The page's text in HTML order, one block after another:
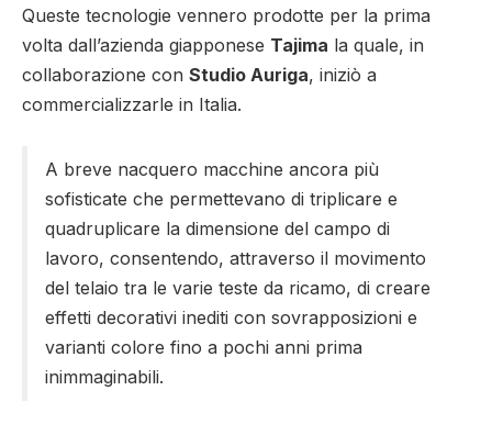
Queste tecnologie vennero prodotte per la prima
volta dall’azienda giapponese Tajima la quale, in
collaborazione con Studio Auriga, iniziò a
commercializzarle in Italia.
A breve nacquero macchine ancora più
sofisticate che permettevano di triplicare e
quadruplicare la dimensione del campo di
lavoro, consentendo, attraverso il movimento
del telaio tra le varie teste da ricamo, di creare
effetti decorativi inediti con sovrapposizioni e
varianti colore fino a pochi anni prima
inimmaginabili.